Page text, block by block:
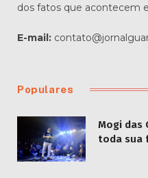
dos fatos que acontecem
E-mail:
Populares
Mogi das
toda sua